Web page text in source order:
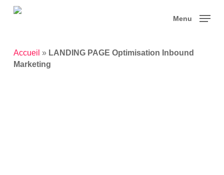
Skip
Menu
Accueil » LANDING PAGE Optimisation Inbound
Marketing